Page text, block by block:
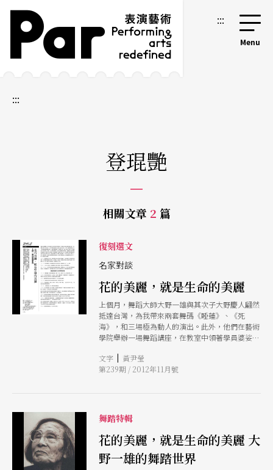
跳到主要內容區塊
網站導覽 :::
:::
登琨艷
相關文章 2 篇
復刻選文
名家對談
花的美麗，就是生命的美麗
上個月，舞蹈大師大野一雄與其次子大野慶人翩然
抵達台灣，為我帶來兩套舞碼《睡蓮》、《死
海》，和三場極為動人的演出。此外，他們在藝術
學院舉辦一場舞蹈講座，在教室中領著學員婆娑起
機會，邀請雲門舞集的林懷民、藝術學院客席教授
薩爾．穆吉揚托和大野父子進行了一場精采的對
文字 | 黃尹瑩
第239期 / 2012年11月號
舞踏特輯
花的美麗，就是生命的美麗 大
野一雄的舞踏世界